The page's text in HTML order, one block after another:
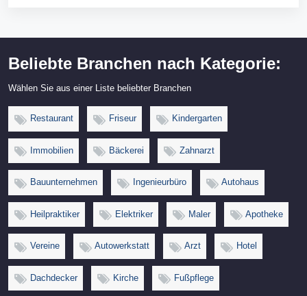
Beliebte Branchen nach Kategorie:
Wählen Sie aus einer Liste beliebter Branchen
Restaurant Friseur Kindergarten
Immobilien Bäckerei Zahnarzt
Bauunternehmen Ingenieurbüro Autohaus
Heilpraktiker Elektriker Maler Apotheke
Vereine Autowerkstatt Arzt Hotel
Dachdecker Kirche Fußpflege